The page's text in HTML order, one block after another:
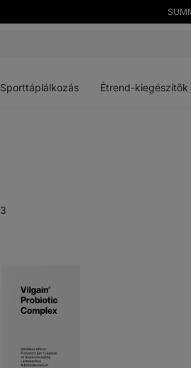
Sporttáplálkozás Étrend-kiegészítők
3